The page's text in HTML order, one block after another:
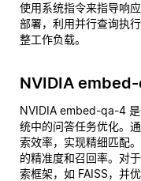
使用系统指令来指导响
部署，利用并行查询执
整工作负载。
NVIDIA
NVIDIA embed-qa-4 是
统中的问答任务优化。
索效率，实现精细匹配
的精准度和召回率。对
索框架，如 FAISS，并